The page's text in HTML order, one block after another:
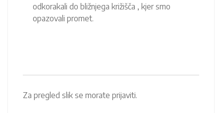
odkorakali do bližnjega križišča , kjer smo
opazovali promet.
Za pregled slik se morate prijaviti.